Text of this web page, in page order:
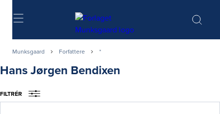
Søg
Munksgaard Forfattere *
Hans Jørgen Bendixen
FILTRÉR